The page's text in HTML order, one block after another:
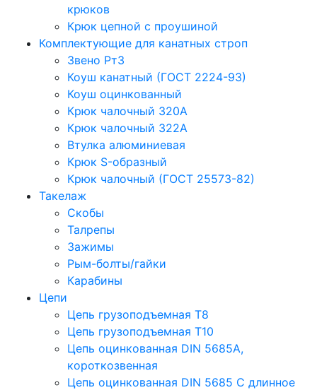
крюков
Крюк цепной с проушиной
Комплектующие для канатных строп
Звено Рт3
Коуш канатный (ГОСТ 2224-93)
Коуш оцинкованный
Крюк чалочный 320А
Крюк чалочный 322А
Втулка алюминиевая
Крюк S-образный
Крюк чалочный (ГОСТ 25573-82)
Такелаж
Скобы
Талрепы
Зажимы
Рым-болты/гайки
Карабины
Цепи
Цепь грузоподъемная Т8
Цепь грузоподъемная Т10
Цепь оцинкованная DIN 5685A,
короткозвенная
Цепь оцинкованная DIN 5685 С длинное